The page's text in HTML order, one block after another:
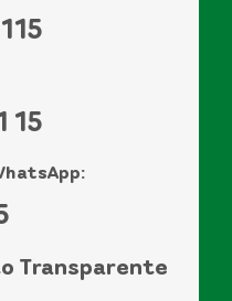
15
Transparente